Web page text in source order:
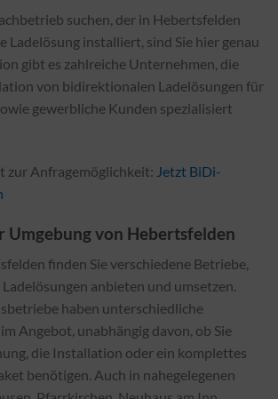
suchen, der in Hebertsfelden
Ladelösung installiert, sind Sie hier genau
gibt es zahlreiche Unternehmen, die
von bidirektionalen Ladelösungen für
gewerbliche Kunden spezialisiert
zur Anfragemöglichkeit: Jetzt BiDi-
Umgebung von Hebertsfelden
finden Sie verschiedene Betriebe,
anbieten und umsetzen.
haben unterschiedliche
Angebot, unabhängig davon, ob Sie
die Installation oder ein komplettes
benötigen. Auch in nahegelegenen